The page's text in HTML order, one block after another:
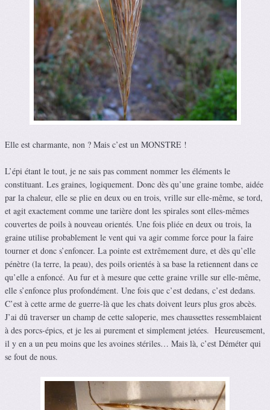
Elle est charmante, non ? Mais c’est un MONSTRE !
L’épi étant le tout, je ne sais pas comment nommer les éléments le
constituant. Les graines, logiquement. Donc dès qu’une graine tombe, aidée
par la chaleur, elle se plie en deux ou en trois, vrille sur elle-même, se tord,
et agit exactement comme une tarière dont les spirales sont elles-mêmes
couvertes de poils à nouveau orientés. Une fois pliée en deux ou trois, la
graine utilise probablement le vent qui va agir comme force pour la faire
tourner et donc s’enfoncer. La pointe est extrêmement dure, et dès qu’elle
pénètre (la terre, la peau), des poils orientés à sa base la retiennent dans ce
qu’elle a enfoncé. Au fur et à mesure que cette graine vrille sur elle-même,
elle s’enfonce plus profondément. Une fois que c’est dedans, c’est dedans.
C’est à cette arme de guerre-là que les chats doivent leurs plus gros abcès.
J’ai dû traverser un champ de cette saloperie, mes chaussettes ressemblaient
à des porcs-épics, et je les ai purement et simplement jetées. Heureusement,
il y en a un peu moins que les avoines stériles… Mais là, c’est Déméter qui
se fout de nous.